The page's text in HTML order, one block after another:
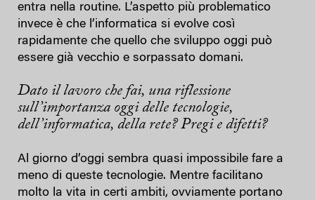
entra nella routine. L’aspetto più problematico
invece è che l’informatica si evolve così
rapidamente che quello che sviluppo oggi può
essere già vecchio e sorpassato domani.
Dato il lavoro che fai, una riflessione
sull’importanza oggi delle tecnologie,
dell’informatica, della rete? Pregi e difetti?
Al giorno d’oggi sembra quasi impossibile fare a
meno di queste tecnologie. Mentre facilitano
molto la vita in certi ambiti, ovviamente portano